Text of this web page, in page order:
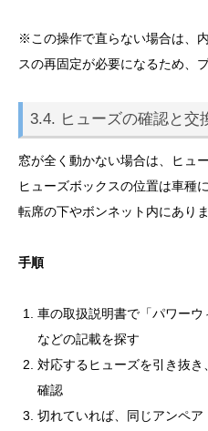
※この操作で直らない場合は、
スの再固定が必要になるため、
3.4. ヒューズの確認と交
窓が全く動かない場合は、ヒュ
ヒューズボックスの位置は車種
転席の下やボンネット内にありま
手順
車の取扱説明書で「パワーウ
などの記載を探す
対応するヒューズを引き抜
確認
切れていれば、同じアンペ